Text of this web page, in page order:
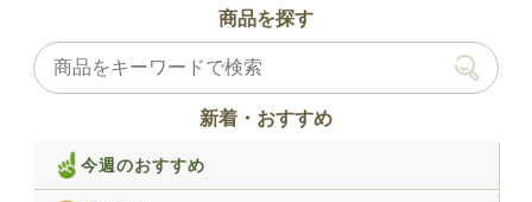
商品を探す
新着・おすすめ
今週のおすすめ